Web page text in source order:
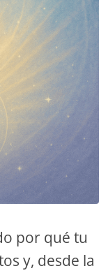
por qué tu
y, desde la